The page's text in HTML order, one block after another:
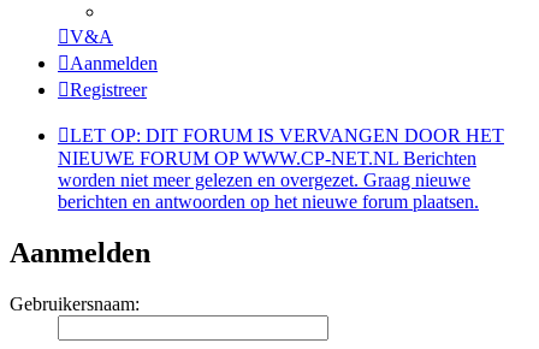
V&A
Aanmelden
Registreer
LET OP: DIT FORUM IS VERVANGEN DOOR HET
NIEUWE FORUM OP WWW.CP-NET.NL Berichten
worden niet meer gelezen en overgezet. Graag nieuwe
berichten en antwoorden op het nieuwe forum plaatsen.
Aanmelden
Gebruikersnaam: